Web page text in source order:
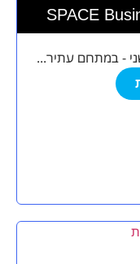
- במתחם עתיר...